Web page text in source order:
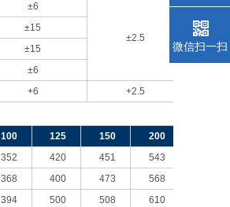
±6
±2.5
±15
±15
±6
+6 +2.5
100 125 150 200
352 420 451
543
368 400 473
568
394 500 508
610
微信扫一扫